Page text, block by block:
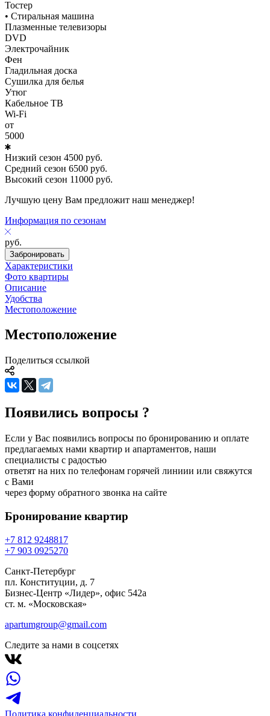
Тостер
• Стиральная машина
Плазменные телевизоры
DVD
Электрочайник
Фен
Гладильная доска
Сушилка для белья
Утюг
Кабельное ТВ
Wi-Fi
от
5000
Низкий сезон 4500 руб.
Средний сезон 6500 руб.
Высокий сезон 11000 руб.
Лучшую цену Вам предложит наш менеджер!
Информация по сезонам
руб.
Забронировать
Характеристики
Фото квартиры
Описание
Удобства
Местоположение
Местоположение
Поделиться ссылкой
Появились вопросы ?
Если у Вас появились вопросы по бронированию и оплате
предлагаемых нами квартир и апартаментов, наши
специалисты с радостью
ответят на них по телефонам горячей линиии или свяжутся
с Вами
через форму обратного звонка на сайте
Бронирование квартир
+7 812 9248817
+7 903 0925270
Санкт-Петербург
пл. Конституции, д. 7
Бизнес-Центр «Лидер», офис 542a
ст. м. «Московская»
apartumgroup@gmail.com
Следите за нами в соцсетях
Политика конфиденциальности